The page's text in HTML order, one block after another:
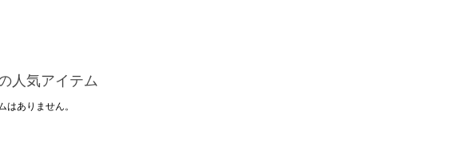
人気アイテム
ありません。